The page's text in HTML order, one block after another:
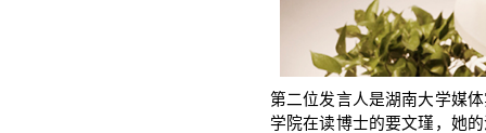
第二位发言人是湖南大学媒
学院在读博士的要文瑾，她